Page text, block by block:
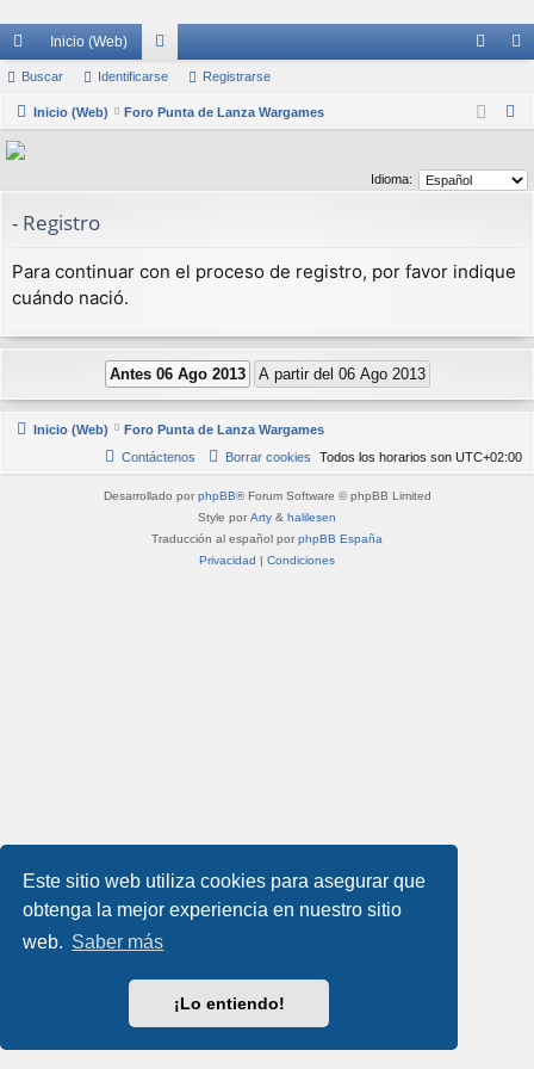
Este sitio web utiliza cookies para asegurar que
obtenga la mejor experiencia en nuestro sitio
web. Saber más
¡Lo entiendo!
nl
ac
es
pi
s
Inicio (Web)
or
os nti ist
rs
Buscar Identificarse Registrarse
Inicio (Web) Foro Punta de Lanza Wargames
c
Idioma:
- Registro
Para continuar con el proceso de registro, por favor indique
cuándo nació.
Inicio (Web)
Foro Punta de Lanza Wargames
Todos los horarios son UTC+02:00
Borrar cookies
Contáctenos
Desarrollado por phpBB® Forum Software © phpBB Limited
Style por Arty & halilesen
Traducción al español por phpBB España
Privacidad | Condiciones